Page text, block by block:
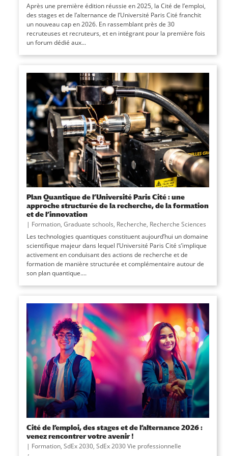
Après une première édition réussie en 2025, la Cité de l’emploi,
des stages et de l’alternance de l’Université Paris Cité franchit
un nouveau cap en 2026. En rassemblant près de 30
recruteuses et recruteurs, et en intégrant pour la première fois
un forum dédié aux...
Plan Quantique de l’Université Paris Cité : une
approche structurée de la recherche, de la formation
et de l’innovation
| Formation, Graduate schools, Recherche, Recherche Sciences
Les technologies quantiques constituent aujourd’hui un domaine
scientifique majeur dans lequel l’Université Paris Cité s’implique
activement en conduisant des actions de recherche et de
formation de manière structurée et complémentaire autour de
son plan quantique....
Cité de l’emploi, des stages et de l’alternance 2026 :
venez rencontrer votre avenir !
| Formation, SdEx 2030, SdEx 2030 Vie professionnelle